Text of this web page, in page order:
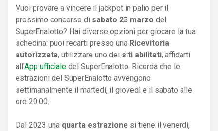
Vuoi provare a vincere il jackpot in palio per il
prossimo concorso di sabato 23 marzo del
SuperEnalotto? Hai diverse opzioni per giocare la tua
schedina: puoi recarti presso una Ricevitoria
autorizzata, utilizzare uno dei siti abilitati, affidarti
all'App ufficiale del SuperEnalotto. Ricorda che le
estrazioni del SuperEnalotto avvengono
settimanalmente il martedì, il giovedì e il sabato alle
ore 20:00.
Dal 2023 una quarta estrazione si tiene il venerdì,